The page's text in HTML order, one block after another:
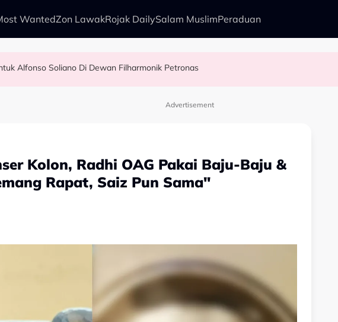
WantedZon LawakRojak DailySalam MuslimPeraduan
Akui Lagi Suka Bawa Watak Jahat - “Tak Semestinya Hero Saja Menyerlah…”
Alfonso Soliano Di Dewan Filharmonik Petronas
Untuk Saya…” - Ezzanie Jasny
Tak Adil Sebab…
Advertisement
Kolon, Radhi OAG Pakai Baju-Baju &
Rapat, Saiz Pun Sama"